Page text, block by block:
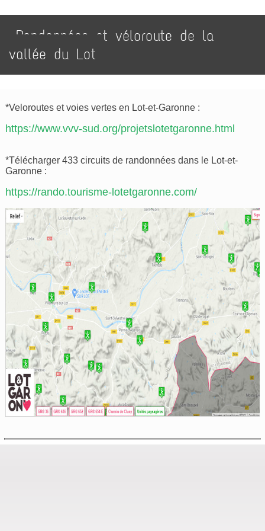
Randonnées et véloroute de la
vallée du Lot
*Veloroutes et voies vertes en Lot-et-Garonne :
https://www.vvv-sud.org/projetslotetgaronne.html
*Télécharger 433 circuits de randonnées dans le Lot-et-
Garonne :
https://rando.tourisme-lotetgaronne.com/